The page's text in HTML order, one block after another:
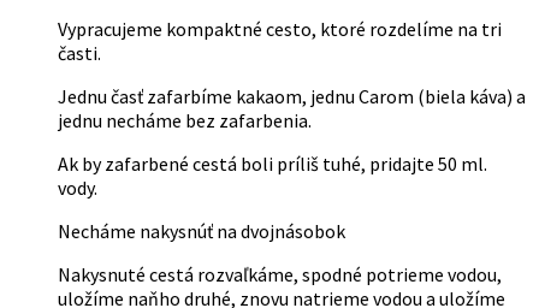
Vypracujeme kompaktné cesto, ktoré rozdelíme na tri
časti.
Jednu časť zafarbíme kakaom, jednu Carom (biela káva) a
jednu necháme bez zafarbenia.
Ak by zafarbené cestá boli príliš tuhé, pridajte 50 ml.
vody.
Necháme nakysnúť na dvojnásobok
Nakysnuté cestá rozvaľkáme, spodné potrieme vodou,
uložíme naňho druhé, znovu natrieme vodou a uložíme